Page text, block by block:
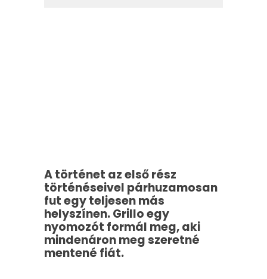
A történet az első rész
történéseivel párhuzamosan
fut egy teljesen más
helyszínen. Grillo egy
nyomozót formál meg, aki
mindenáron meg szeretné
mentené fiát.